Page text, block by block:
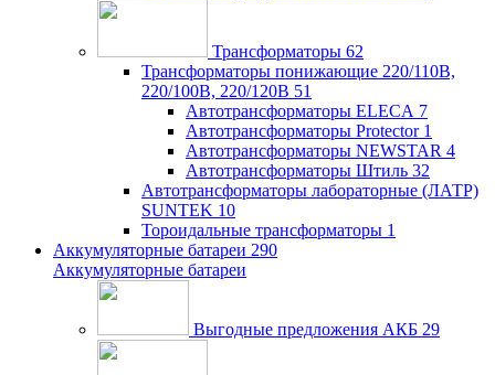
Трансформаторы 62
Трансформаторы понижающие 220/110В,
220/100В, 220/120В 51
Автотрансформаторы ELECA 7
Автотрансформаторы Protector 1
Автотрансформаторы NEWSTAR 4
Автотрансформаторы Штиль 32
Автотрансформаторы лабораторные (ЛАТР)
SUNTEK 10
Тороидальные трансформаторы 1
Аккумуляторные батареи 290
Аккумуляторные батареи
Выгодные предложения АКБ 29